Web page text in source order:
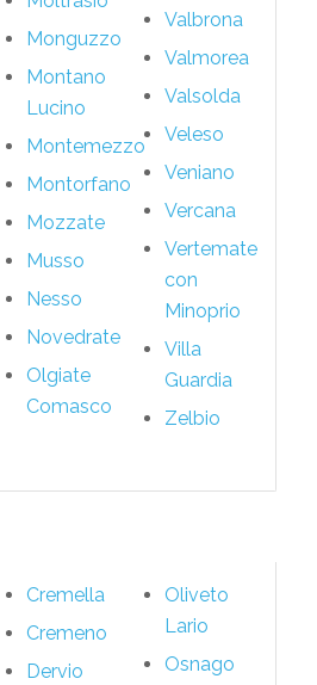
Monguzzo
Montano
Lucino
Montemezzo
Montorfano
Mozzate
Musso
Nesso
Novedrate
Olgiate
Comasco
Valbrona
Valmorea
Valsolda
Veleso
Veniano
Vercana
Vertemate
con
Minoprio
Villa
Guardia
Zelbio
Cremella
Cremeno
Dervio
Oliveto
Lario
Osnago